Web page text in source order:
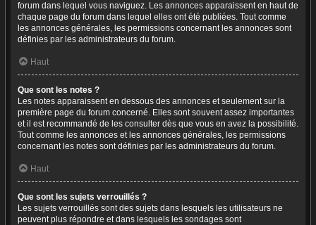
forum dans lequel vous naviguez. Les annonces apparaissent en haut de
chaque page du forum dans lequel elles ont été publiées. Tout comme
les annonces générales, les permissions concernant les annonces sont
définies par les administrateurs du forum.
Haut
Que sont les notes ?
Les notes apparaissent en dessous des annonces et seulement sur la
première page du forum concerné. Elles sont souvent assez importantes
et il est recommandé de les consulter dès que vous en avez la possibilité.
Tout comme les annonces et les annonces générales, les permissions
concernant les notes sont définies par les administrateurs du forum.
Haut
Que sont les sujets verrouillés ?
Les sujets verrouillés sont des sujets dans lesquels les utilisateurs ne
peuvent plus répondre et dans lesquels les sondages sont